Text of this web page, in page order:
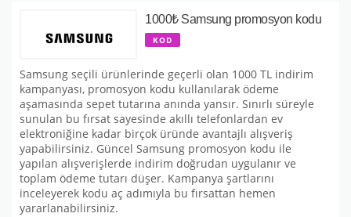
1000₺ Samsung promosyon kodu
KOD
Samsung seçili ürünlerinde geçerli olan 1000 TL indirim
kampanyası, promosyon kodu kullanılarak ödeme
aşamasında sepet tutarına anında yansır. Sınırlı süreyle
sunulan bu fırsat sayesinde akıllı telefonlardan ev
elektroniğine kadar birçok üründe avantajlı alışveriş
yapabilirsiniz. Güncel Samsung promosyon kodu ile
yapılan alışverişlerde indirim doğrudan uygulanır ve
toplam ödeme tutarı düşer. Kampanya şartlarını
inceleyerek kodu aç adımıyla bu fırsattan hemen
yararlanabilirsiniz.